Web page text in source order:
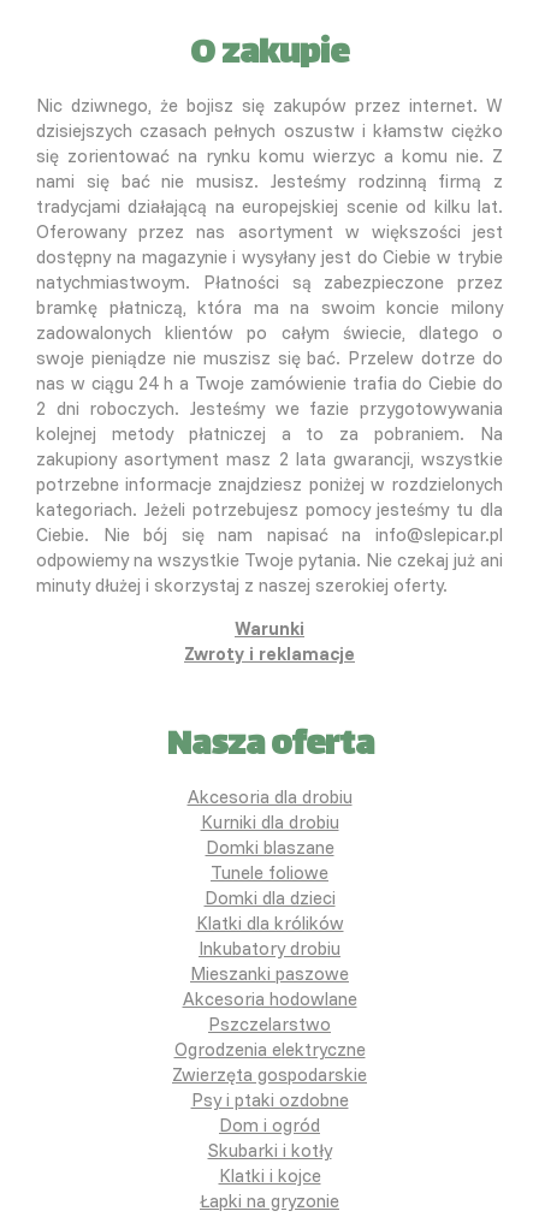
O zakupie
Nic dziwnego, że bojisz się zakupów przez internet. W
dzisiejszych czasach pełnych oszustw i kłamstw ciężko
się zorientować na rynku komu wierzyc a komu nie. Z
nami się bać nie musisz. Jesteśmy rodzinną firmą z
tradycjami działającą na europejskiej scenie od kilku lat.
Oferowany przez nas asortyment w większości jest
dostępny na magazynie i wysyłany jest do Ciebie w trybie
natychmiastwoym. Płatności są zabezpieczone przez
bramkę płatniczą, która ma na swoim koncie milony
zadowalonych klientów po całym świecie, dlatego o
swoje pieniądze nie muszisz się bać. Przelew dotrze do
nas w ciągu 24 h a Twoje zamówienie trafia do Ciebie do
2 dni roboczych. Jesteśmy we fazie przygotowywania
kolejnej metody płatniczej a to za pobraniem. Na
zakupiony asortyment masz 2 lata gwarancji, wszystkie
potrzebne informacje znajdziesz poniżej w rozdzielonych
kategoriach. Jeżeli potrzebujesz pomocy jesteśmy tu dla
Ciebie. Nie bój się nam napisać na info@slepicar.pl
odpowiemy na wszystkie Twoje pytania. Nie czekaj już ani
minuty dłużej i skorzystaj z naszej szerokiej oferty.
Warunki
Zwroty i reklamacje
Nasza oferta
Akcesoria dla drobiu
Kurniki dla drobiu
Domki blaszane
Tunele foliowe
Domki dla dzieci
Klatki dla królików
Inkubatory drobiu
Mieszanki paszowe
Akcesoria hodowlane
Pszczelarstwo
Ogrodzenia elektryczne
Zwierzęta gospodarskie
Psy i ptaki ozdobne
Dom i ogród
Skubarki i kotły
Klatki i kojce
Łapki na gryzonie